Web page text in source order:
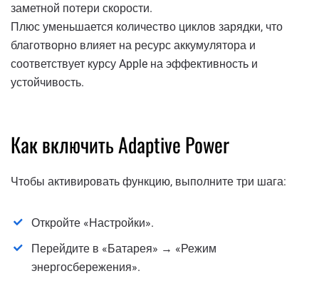
заметной потери скорости.
Плюс уменьшается количество циклов зарядки, что
благотворно влияет на ресурс аккумулятора и
соответствует курсу Apple на эффективность и
устойчивость.
Как включить Adaptive Power
Чтобы активировать функцию, выполните три шага:
Откройте «Настройки».
Перейдите в «Батарея» → «Режим
энергосбережения».